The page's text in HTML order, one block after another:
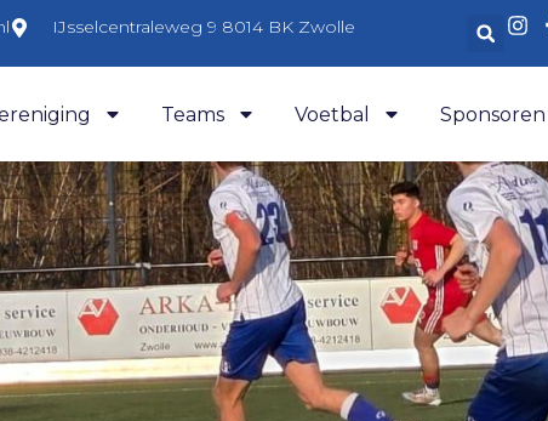
IJsselcentraleweg 9 8014 BK Zwolle
Teams Voetbal Sponsoren